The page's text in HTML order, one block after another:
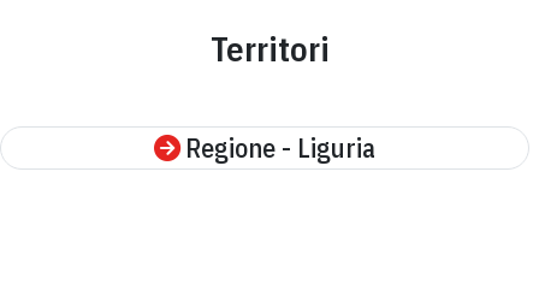
Territori
Regione - Liguria